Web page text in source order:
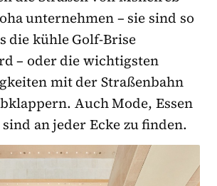
unternehmen – sie sind so
die kühle Golf-Brise
– oder die wichtigsten
mit der Straßenbahn
Auch Mode, Essen
an jeder Ecke zu finden.